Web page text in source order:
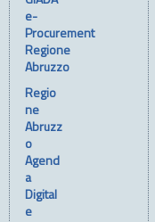
e-
Procurement
Regione
Abruzzo
Regio
ne
Abruzz
o
Agend
a
Digital
e